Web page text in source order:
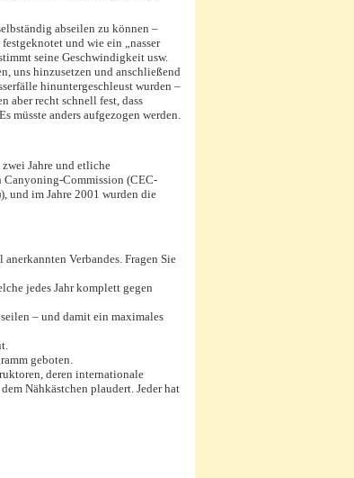
abseilen zu können –
und wie ein „nasser
seine Geschwindigkeit usw.
uns hinzusetzen und anschließend
hinuntergeschleust wurden –
aber recht schnell fest, dass
müsste anders aufgezogen werden.
Jahre und etliche
Canyoning-Commission (CEC-
und im Jahre 2001 wurden die
Verbandes. Fragen Sie
jedes Jahr komplett gegen
– und damit ein maximales
geboten.
deren internationale
Nähkästchen plaudert. Jeder hat